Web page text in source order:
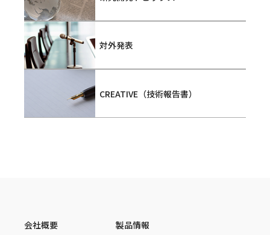
対外発表
CREATIVE（技術報告書）
会社概要 製品情報